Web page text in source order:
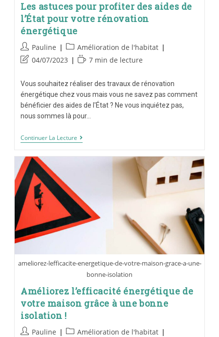
Les astuces pour profiter des aides de
l’État pour votre rénovation
énergétique
Pauline
Amélioration de l'habitat
04/07/2023
7 min de lecture
Vous souhaitez réaliser des travaux de rénovation
énergétique chez vous mais vous ne savez pas comment
bénéficier des aides de l'État ? Ne vous inquiétez pas,
nous sommes là pour…
Continuer La Lecture
ameliorez-lefficacite-energetique-de-votre-maison-grace-a-une-
bonne-isolation
Améliorez l’efficacité énergétique de
votre maison grâce à une bonne
isolation !
Pauline
Amélioration de l'habitat